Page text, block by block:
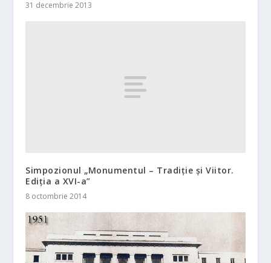
31 decembrie 2013
Simpozionul „Monumentul – Tradiție și Viitor.
Ediția a XVI-a”
8 octombrie 2014